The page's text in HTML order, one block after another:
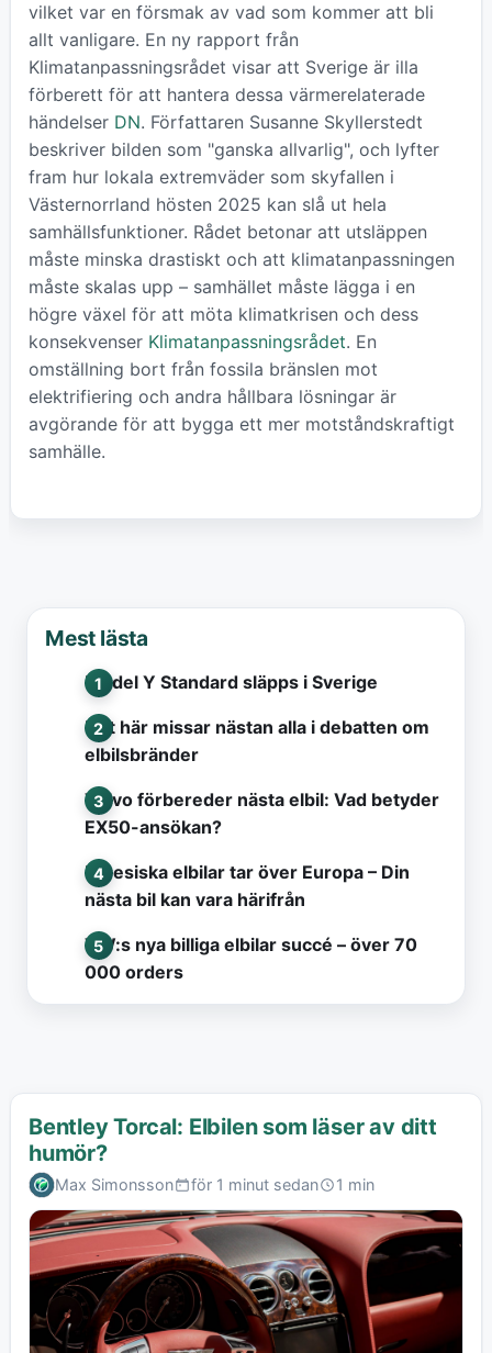
vilket var en försmak av vad som kommer att bli
allt vanligare. En ny rapport från
Klimatanpassningsrådet visar att Sverige är illa
förberett för att hantera dessa värmerelaterade
händelser DN. Författaren Susanne Skyllerstedt
beskriver bilden som "ganska allvarlig", och lyfter
fram hur lokala extremväder som skyfallen i
Västernorrland hösten 2025 kan slå ut hela
samhällsfunktioner. Rådet betonar att utsläppen
måste minska drastiskt och att klimatanpassningen
måste skalas upp – samhället måste lägga i en
högre växel för att möta klimatkrisen och dess
konsekvenser Klimatanpassningsrådet. En
omställning bort från fossila bränslen mot
elektrifiering och andra hållbara lösningar är
avgörande för att bygga ett mer motståndskraftigt
samhälle.
Mest lästa
Model Y Standard släpps i Sverige
Det här missar nästan alla i debatten om
elbilsbränder
Volvo förbereder nästa elbil: Vad betyder
EX50-ansökan?
Kinesiska elbilar tar över Europa – Din
nästa bil kan vara härifrån
VW:s nya billiga elbilar succé – över 70
000 orders
Bentley Torcal: Elbilen som läser av ditt
humör?
Max Simonsson för 1 minut sedan 1 min